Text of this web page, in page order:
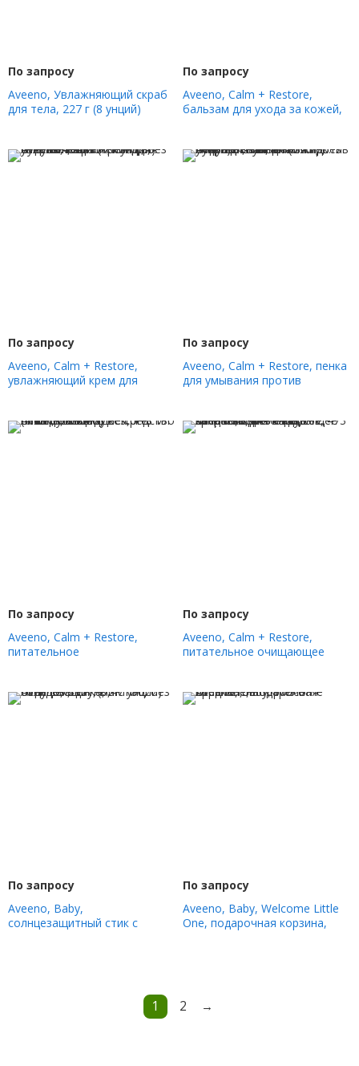
По запросу
Aveeno, Увлажняющий скраб
для тела, 227 г (8 унций)
По запросу
Aveeno, Calm + Restore,
бальзам для ухода за кожей,
По запросу
Aveeno, Calm + Restore,
увлажняющий крем для
отдушек, 48 г (1,7 унции)
По запросу
Aveeno, Calm + Restore, пенка
для умывания против
отдушек, 180 мл (6 жидк.
унций)
По запросу
Aveeno, Calm + Restore,
питательное
жидк. Унции)
По запросу
Aveeno, Calm + Restore,
питательное очищающее
Унций)
По запросу
Aveeno, Baby,
солнцезащитный стик с
По запросу
Aveeno, Baby, Welcome Little
One, подарочная корзина,
1 2 →